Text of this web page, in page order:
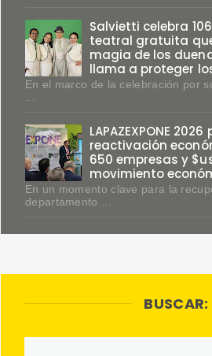
Salvietti celebra
teatral gratuita
magia de los
llama a proteger
En el marco de la celebración por
...
LAPAZEXPONE
reactivación
650 empresas y
movimiento
En un momento clave para la
departamento ...
BUSCAR: